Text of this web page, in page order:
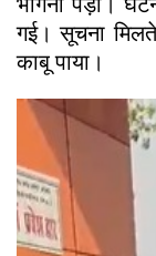
गई। सूचना
काबू पाया।